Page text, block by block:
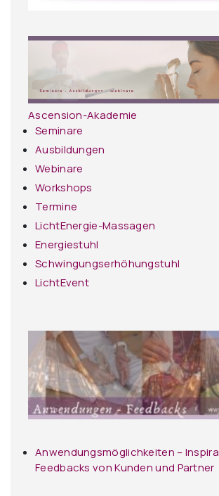
Ascension-Akademie
Seminare
Ausbildungen
Webinare
Workshops
Termine
LichtEnergie-Massagen
Energiestuhl
Schwingungserhöhungstuhl
LichtEvent
Anwendungsmöglichkeiten –
Feedbacks von Kunden und Partner